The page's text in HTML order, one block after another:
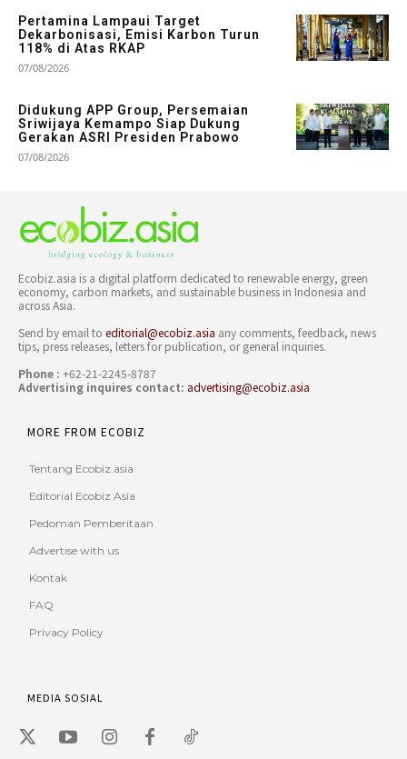
Pertamina Lampaui Target
Dekarbonisasi, Emisi Karbon Turun
118% di Atas RKAP
07/08/2026
Didukung APP Group, Persemaian
Sriwijaya Kemampo Siap Dukung
Gerakan ASRI Presiden Prabowo
07/08/2026
Ecobiz.asia is a digital platform dedicated to renewable energy, green
economy, carbon markets, and sustainable business in Indonesia and
across Asia.
Send by email to editorial@ecobiz.asia any comments, feedback, news
tips, press releases, letters for publication, or general inquiries.
Phone : +62-21-2245-8787
Advertising inquires contact: advertising@ecobiz.asia
MORE FROM ECOBIZ
Tentang Ecobiz.asia
Editorial Ecobiz Asia
Pedoman Pemberitaan
Advertise with us
Kontak
FAQ
Privacy Policy
MEDIA SOSIAL